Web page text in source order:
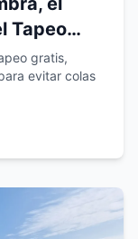
Tapeo
gratis,
evitar colas